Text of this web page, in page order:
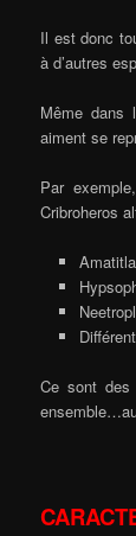
Il est donc
à d’autres
Même dans
aiment se
Par
Cribroheros
Ce sont des